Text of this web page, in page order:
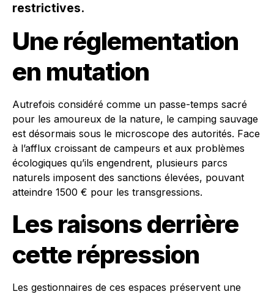
restrictives.
Une réglementation
en mutation
Autrefois considéré comme un passe-temps sacré
pour les amoureux de la nature, le camping sauvage
est désormais sous le microscope des autorités. Face
à l’afflux croissant de campeurs et aux problèmes
écologiques qu’ils engendrent, plusieurs parcs
naturels imposent des sanctions élevées, pouvant
atteindre 1500 € pour les transgressions.
Les raisons derrière
cette répression
Les gestionnaires de ces espaces préservent une